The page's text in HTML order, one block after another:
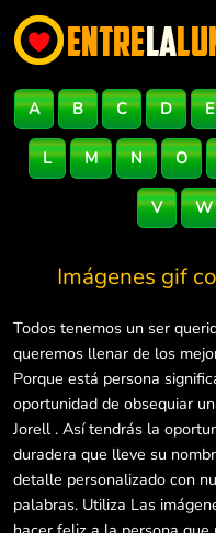
A B C D E
L M N O
V W
Imágenes gif
Todos tenemos un ser
queremos llenar de los
Porque está persona
oportunidad de obsequiar
Jorell . Así tendrás la
duradera que lleve su
detalle personalizado con
palabras. Utiliza Las